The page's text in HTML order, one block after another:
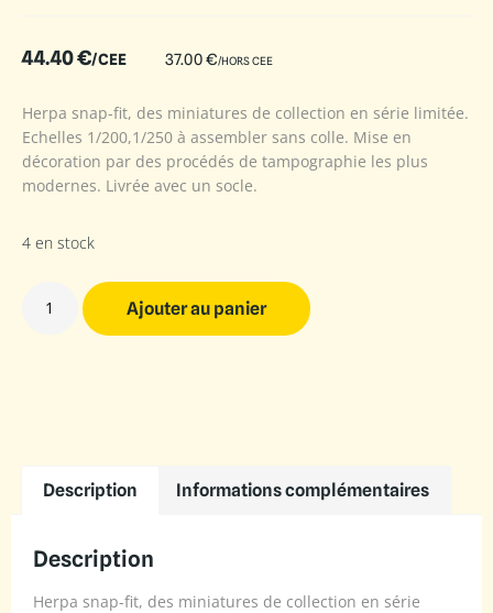
44.40€/CEE 37.00€/HORS CEE
Herpa snap-fit, des miniatures de collection en série limitée.
Echelles 1/200,1/250 à assembler sans colle. Mise en
décoration par des procédés de tampographie les plus
modernes. Livrée avec un socle.
4 en stock
Ajouter au panier
Description Informations complémentaires
Description
Herpa snap-fit, des miniatures de collection en série